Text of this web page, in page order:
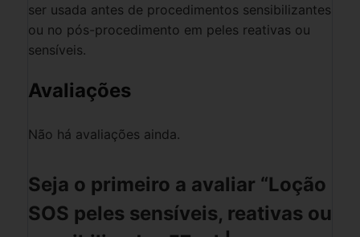
ser usada antes de procedimentos sensibilizantes
ou no pós-procedimento em peles reativas ou
sensíveis.
Avaliações
Não há avaliações ainda.
Seja o primeiro a avaliar “Loção
SOS peles sensíveis, reativas ou